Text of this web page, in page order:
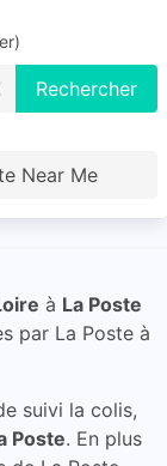
Near Me
à La Poste
par La Poste à
suivi la colis,
Poste. En plus